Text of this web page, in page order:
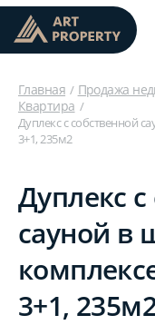
Главная Продажа
Квартира
Дуплекс с собственной
3+1, 235м2
Дуплекс
сауной в
3+1,